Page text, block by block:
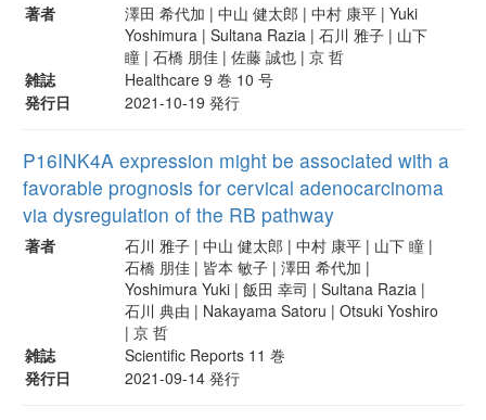
著者
澤田 希代加 | 中山 健太郎 | 中村 康平 | Yuki
Yoshimura | Sultana Razia | 石川 雅子 | 山下
瞳 | 石橋 朋佳 | 佐藤 誠也 | 京 哲
雑誌
Healthcare 9 巻 10 号
発行日
2021-10-19 発行
P16INK4A expression might be associated with a
favorable prognosis for cervical adenocarcinoma
via dysregulation of the RB pathway
著者
石川 雅子 | 中山 健太郎 | 中村 康平 | 山下 瞳 |
石橋 朋佳 | 皆本 敏子 | 澤田 希代加 |
Yoshimura Yuki | 飯田 幸司 | Sultana Razia |
石川 典由 | Nakayama Satoru | Otsuki Yoshiro
| 京 哲
雑誌
Scientific Reports 11 巻
発行日
2021-09-14 発行